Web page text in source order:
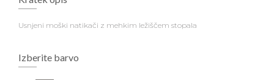
Usnjeni moški natikači z mehkim ležiščem stopala
Izberite barvo